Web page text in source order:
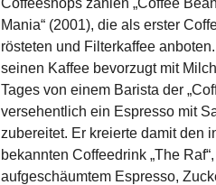
Coffeeshops zählen „Coffee
Mania“ (2001), die als erster
rösteten und Filterkaffee
seinen Kaffee bevorzugt mit
Tages von einem Barista der
versehentlich ein Espresso mit
zubereitet. Er kreierte damit den
bekannten Coffeedrink „The
aufgeschäumtem Espresso,